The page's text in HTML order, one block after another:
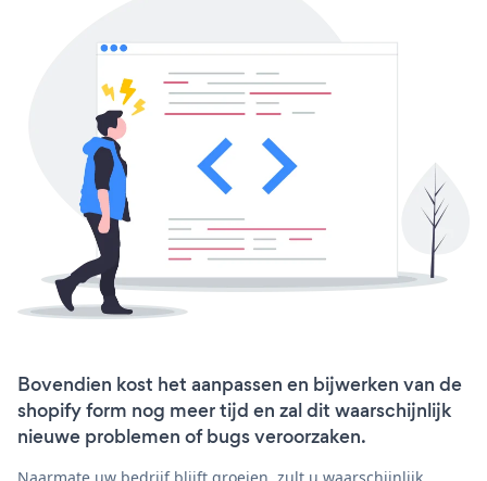
Bovendien kost het aanpassen en bijwerken van de
shopify form nog meer tijd en zal dit waarschijnlijk
nieuwe problemen of bugs veroorzaken.